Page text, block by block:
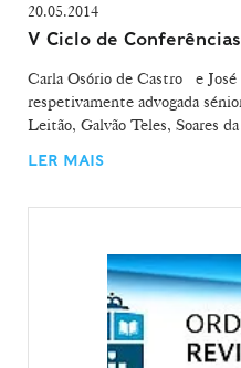
20.05.2014
V Ciclo de
Carla Osório de Castro e
respetivamente advogada
Leitão, Galvão Teles, Soares
LER MAIS